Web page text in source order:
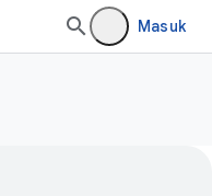
Masuk